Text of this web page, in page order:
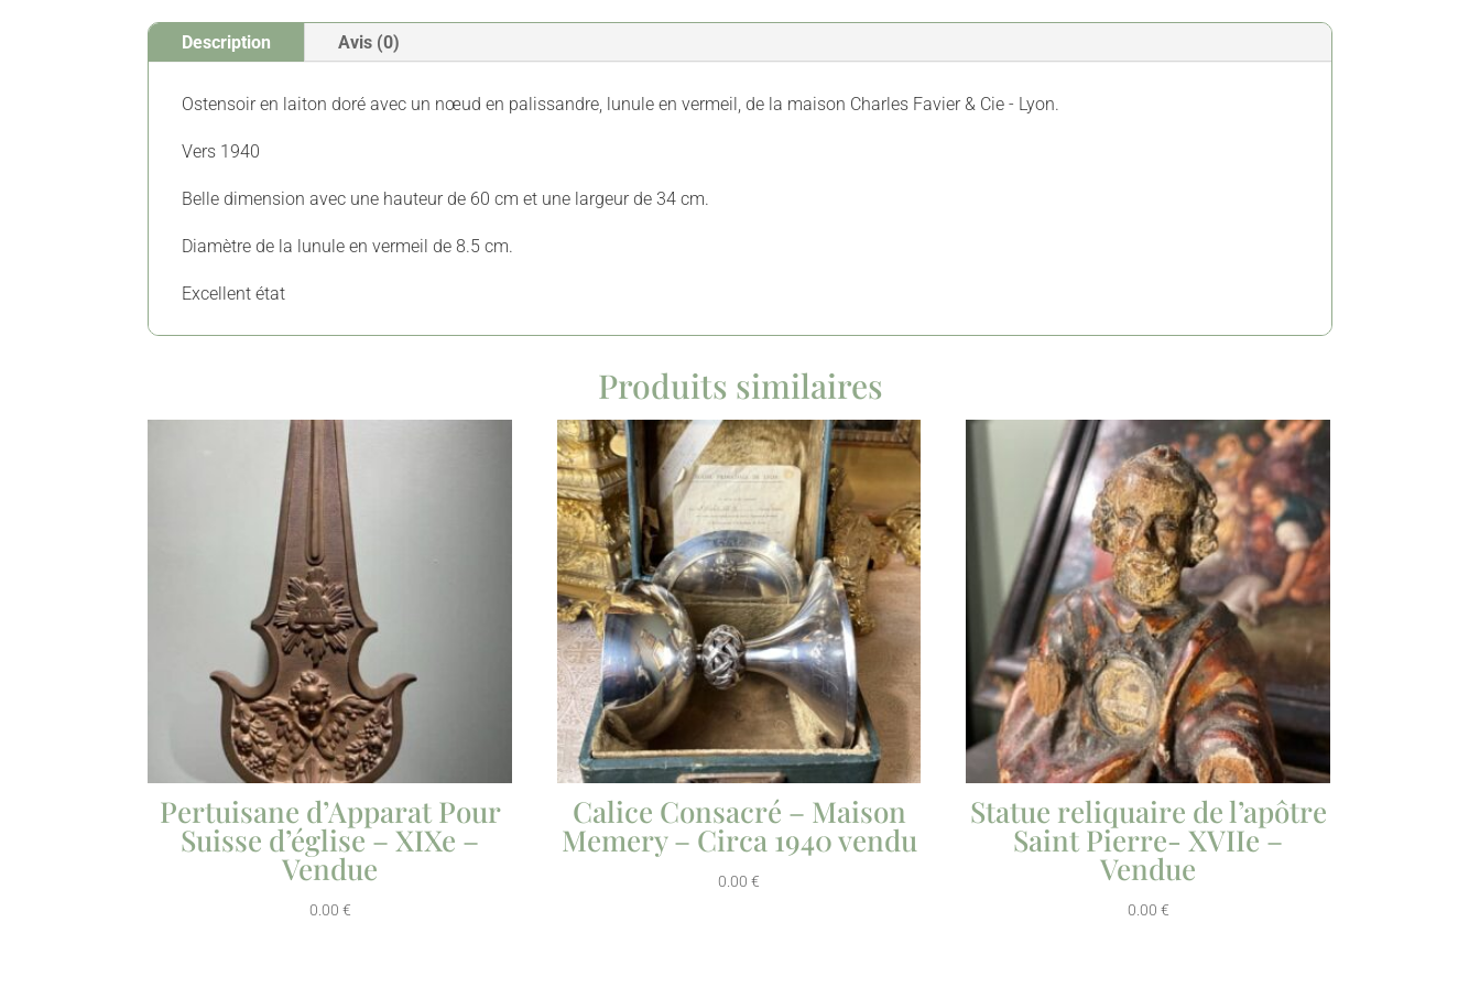
Description Avis (0)
Ostensoir en laiton doré avec un nœud en palissandre, lunule en vermeil, de la maison Charles Favier & Cie - Lyon.
Vers 1940
Belle dimension avec une hauteur de 60 cm et une largeur de 34 cm.
Diamètre de la lunule en vermeil de 8.5 cm.
Excellent état
Produits similaires
Pertuisane d’Apparat Pour
Suisse d’église – XIXe –
Vendue
0.00 €
Calice Consacré – Maison
Memery – Circa 1940 vendu
0.00€
Statue reliquaire de l’apôtre
Saint Pierre- XVIIe –
Vendue
0.00 €